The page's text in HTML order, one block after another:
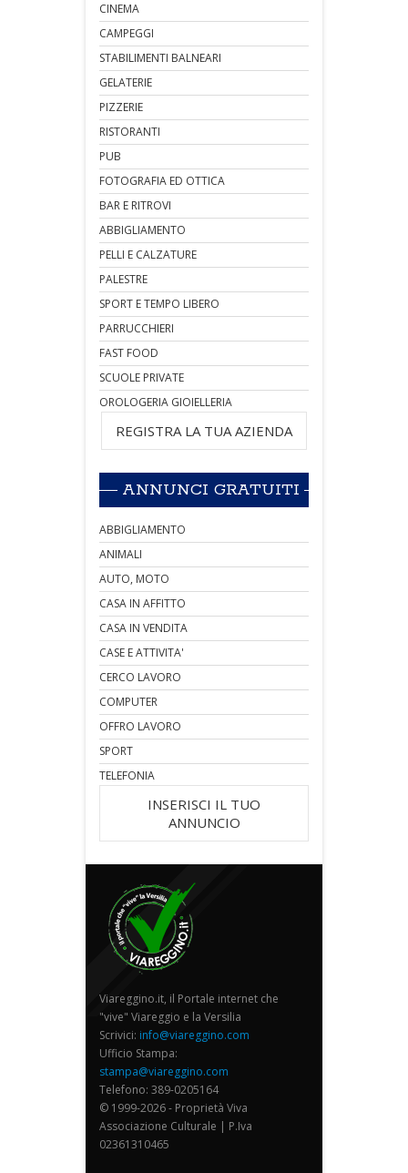
CINEMA
CAMPEGGI
STABILIMENTI BALNEARI
GELATERIE
PIZZERIE
RISTORANTI
PUB
FOTOGRAFIA ED OTTICA
BAR E RITROVI
ABBIGLIAMENTO
PELLI E CALZATURE
PALESTRE
SPORT E TEMPO LIBERO
PARRUCCHIERI
FAST FOOD
SCUOLE PRIVATE
OROLOGERIA GIOIELLERIA
REGISTRA LA TUA AZIENDA
ANNUNCI GRATUITI
ABBIGLIAMENTO
ANIMALI
AUTO, MOTO
CASA IN AFFITTO
CASA IN VENDITA
CASE E ATTIVITA'
CERCO LAVORO
COMPUTER
OFFRO LAVORO
SPORT
TELEFONIA
INSERISCI IL TUO
ANNUNCIO
Viareggino.it, il Portale internet che
"vive" Viareggio e la Versilia
Scrivici: info@viareggino.com
Ufficio Stampa:
stampa@viareggino.com
Telefono: 389-0205164
© 1999-2026 - Proprietà Viva
Associazione Culturale | P.Iva
02361310465